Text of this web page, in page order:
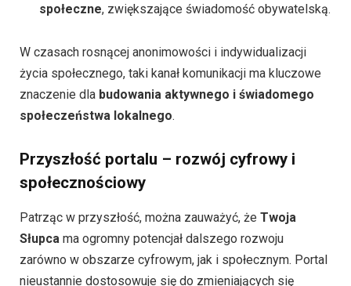
społeczne, zwiększające świadomość obywatelską.
W czasach rosnącej anonimowości i indywidualizacji
życia społecznego, taki kanał komunikacji ma kluczowe
znaczenie dla budowania aktywnego i świadomego
społeczeństwa lokalnego.
Przyszłość portalu – rozwój cyfrowy i
społecznościowy
Patrząc w przyszłość, można zauważyć, że Twoja
Słupca ma ogromny potencjał dalszego rozwoju
zarówno w obszarze cyfrowym, jak i społecznym. Portal
nieustannie dostosowuje się do zmieniających się